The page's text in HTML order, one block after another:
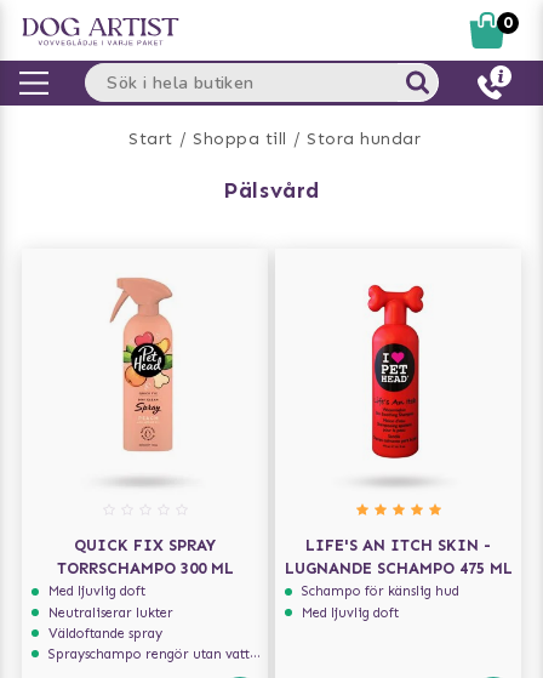
Start Shoppa till Stora hundar
pälsvård
QUICK FIX SPRAY
TORRSCHAMPO 300 ML
Med ljuvlig doft
Neutraliserar lukter
Väldoftande spray
Sprayschampo rengör utan vatten
LIFE'S AN ITCH SKIN -
LUGNANDE SCHAMPO 475 ML
Schampo för känslig hud
Med ljuvlig doft
0